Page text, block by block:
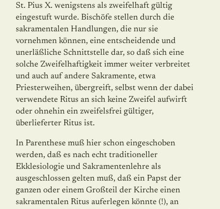
St. Pius X. wenigstens als zweifelhaft gültig
eingestuft wurde. Bischöfe stellen durch die
sakramentalen Hand­lun­gen, die nur sie
vornehmen können, eine entscheidende und
unerläßliche Schnittstelle dar, so daß sich eine
solche Zweifelhaftigkeit immer weiter verbreitet
und auch auf andere Sakramente, etwa
Priesterweihen, übergreift, selbst wenn der dabei
verwendete Ritus an sich keine Zweifel aufwirft
oder ohnehin ein zweifelsfrei gültiger,
überlieferter Ritus ist.
In Parenthese muß hier schon eingeschoben
werden, daß es nach echt traditioneller
Ekklesiologie und Sakramentenlehre als
ausgeschlossen gelten muß, daß ein Papst der
ganzen oder einem Großteil der Kirche einen
sakramentalen Ritus auferlegen könnte (!), an